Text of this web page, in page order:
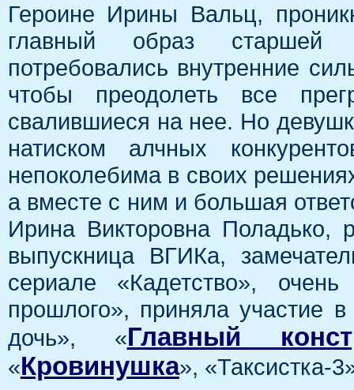
Героине Ирины Вальц,
главный образ старшей
потребовались внутренние
чтобы преодолеть все
свалившиеся на нее. Но
натиском алчных
непоколебима в своих
а вместе с ним и большая
Ирина Викторовна Поладько,
выпускница ВГИКа,
сериале «Кадетство»,
прошлого», приняла участие
дочь», «Главный
«Кровинушка», «Таксистка-